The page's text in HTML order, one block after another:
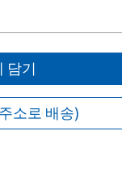
담기
소로 배송)